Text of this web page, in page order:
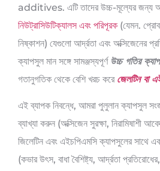
additives. এটি তাদের উচ্চ-মূল্যের জন্য
নিউট্রাসিউটিক্যালস এবং পরিপূরক (যেমন.
নিষ্কাশন) যেগুলো আর্দ্রতা এবং অক্সিজেনের
ক্যাপসুল মান সঙ্গে সামঞ্জস্যপূর্ণ উচ্চ গতির
গতানুগতিক থেকে বেশি খরচ করে জেলটিন বা
এই ব্যাপক নিবন্ধে, আমরা পুলুলান ক্যাপসুল
ব্যাখ্যা করুন (অক্সিজেন সুরক্ষা, নিরামিষাশী
জিলেটিন এবং এইচপিএমসি ক্যাপসুলের সাথে
(কভার উৎস, বাধা বৈশিষ্ট্য, আর্দ্রতা